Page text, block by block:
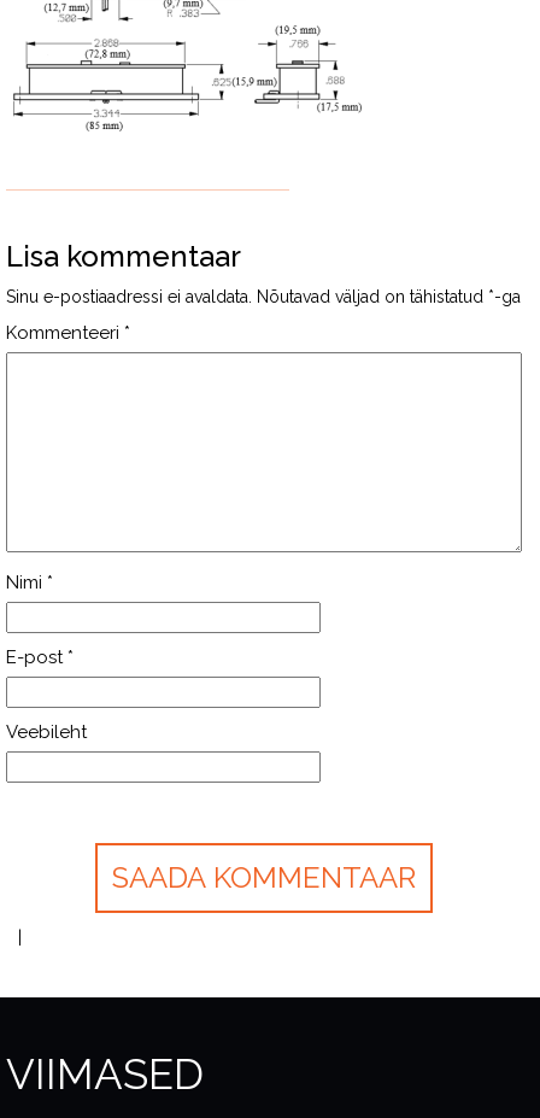
Lisa kommentaar
Sinu e-postiaadressi ei avaldata. Nõutavad väljad on tähistatud *-ga
Kommenteeri *
Nimi *
E-post *
Veebileht
VIIMASED